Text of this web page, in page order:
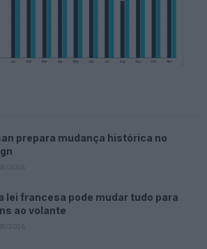
prepara mudança histórica no
lei francesa pode mudar tudo para
ao volante